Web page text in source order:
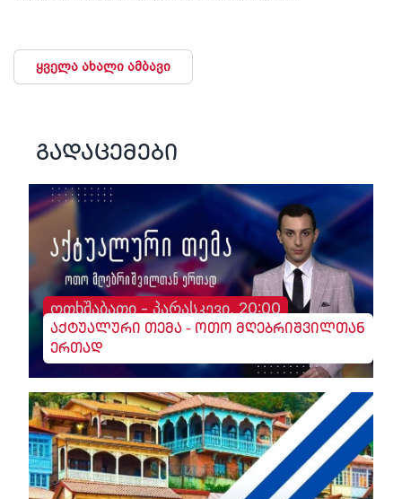
ყველა ახალი ამბავი
გადაცემები
ოთხშაბათი - პარასკევი, 20:00
აქტუალური თემა - ოთო მღებრიშვილთან
ერთად